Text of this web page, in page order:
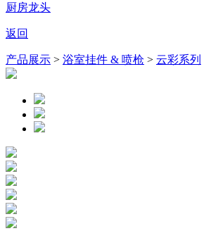
厨房龙头
返回
产品展示 > 浴室挂件 & 喷枪 > 云彩系列